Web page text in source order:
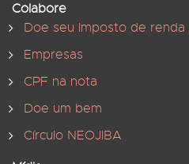
Colabore
Doe seu Imposto de renda
Empresas
CPF na nota
Doe um bem
Círculo NEOJIBA